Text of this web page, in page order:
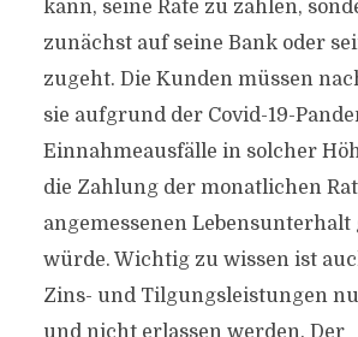
kann, seine Rate zu zahlen,
zunächst auf seine Bank oder
zugeht. Die Kunden müssen
sie aufgrund der Covid-19-
Einnahmeausfälle in solcher
die Zahlung der monatlichen
angemessenen Lebensunterhalt
würde. Wichtig zu wissen ist
Zins- und Tilgungsleistungen
und nicht erlassen werden. Der